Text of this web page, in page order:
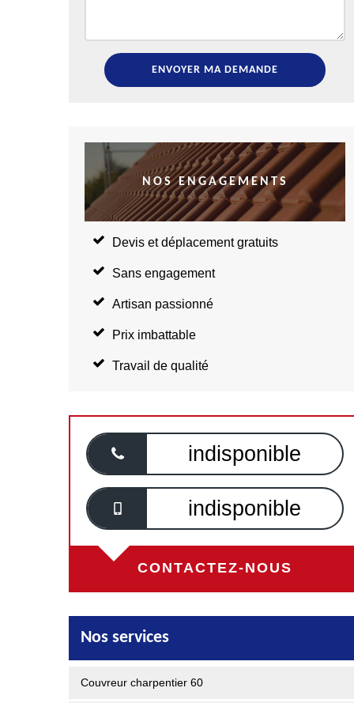
NOS ENGAGEMENTS
Devis et déplacement gratuits
Sans engagement
Artisan passionné
Prix imbattable
Travail de qualité
indisponible
indisponible
CONTACTEZ-NOUS
Nos services
Couvreur charpentier 60